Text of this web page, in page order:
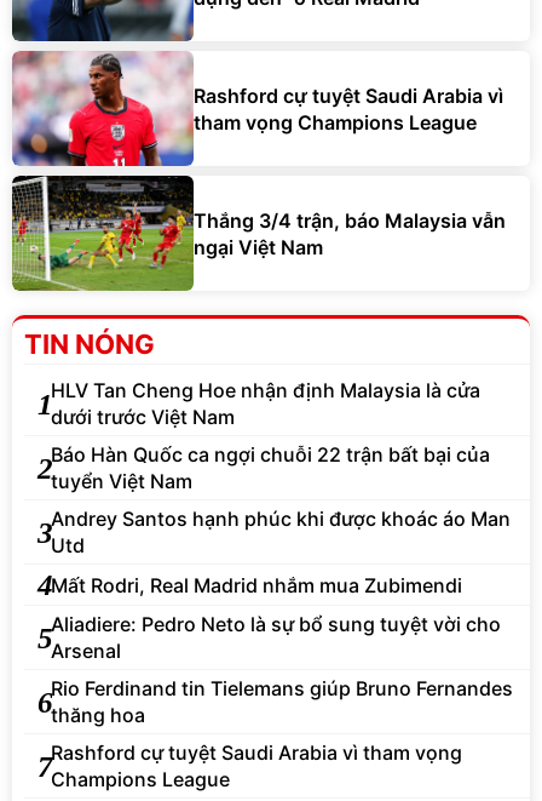
Rashford cự tuyệt Saudi Arabia vì
tham vọng Champions League
Thắng 3/4 trận, báo Malaysia vẫn
ngại Việt Nam
TIN NÓNG
1HLV Tan Cheng Hoe nhận định Malaysia là cửa
dưới trước Việt Nam
2Báo Hàn Quốc ca ngợi chuỗi 22 trận bất bại của
tuyển Việt Nam
3Andrey Santos hạnh phúc khi được khoác áo Man
Utd
4Mất Rodri, Real Madrid nhắm mua Zubimendi
5Aliadiere: Pedro Neto là sự bổ sung tuyệt vời cho
Arsenal
6Rio Ferdinand tin Tielemans giúp Bruno Fernandes
thăng hoa
7Rashford cự tuyệt Saudi Arabia vì tham vọng
Champions League